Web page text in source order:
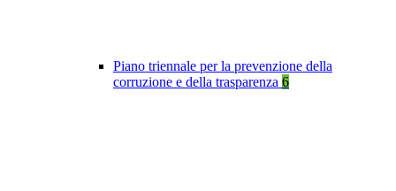
Piano triennale per la prevenzione della
corruzione e della trasparenza 6